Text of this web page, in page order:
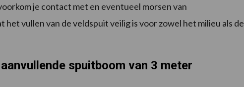
je contact met en eventueel morsen van
vullen van de veldspuit veilig is voor zowel het milieu als de
spuitboom van 3 meter